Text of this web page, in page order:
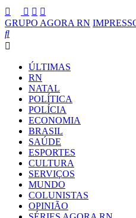
GRUPO AGORA RN
ÚLTIMAS
RN
NATAL
POLÍTICA
POLÍCIA
ECONOMIA
BRASIL
SAÚDE
ESPORTES
CULTURA
SERVIÇOS
MUNDO
COLUNISTAS
OPINIÃO